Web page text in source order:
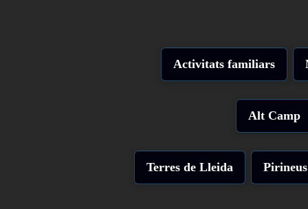
Activitats familiars
Alt Camp
Terres de Lleida Pirineus